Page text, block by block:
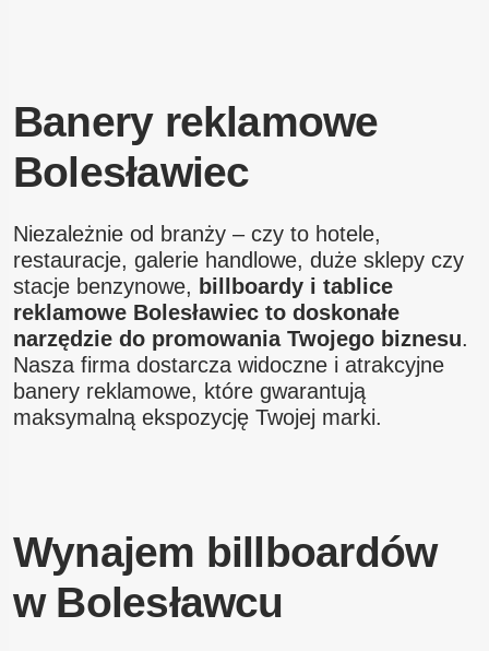
Banery reklamowe
Bolesławiec
Niezależnie od branży – czy to hotele,
restauracje, galerie handlowe, duże sklepy czy
stacje benzynowe, billboardy i tablice
reklamowe Bolesławiec to doskonałe
narzędzie do promowania Twojego biznesu.
Nasza firma dostarcza widoczne i atrakcyjne
banery reklamowe, które gwarantują
maksymalną ekspozycję Twojej marki.
Wynajem billboardów
w Bolesławcu